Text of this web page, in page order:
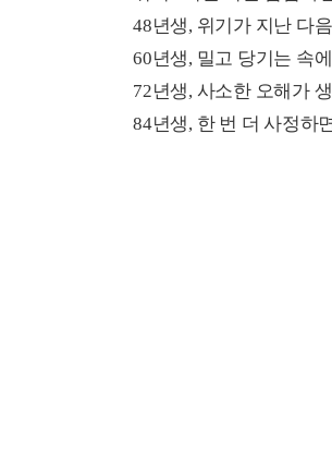
48년생, 위기가 지난 다
60년생, 밀고 당기는 속
72년생, 사소한 오해가
84년생, 한 번 더 사정하